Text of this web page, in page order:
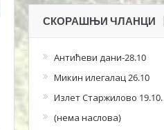
СКОРАШЊИ ЧЛАНЦИ
Антићеви дани-28.10
Микин илегалац 26.10
Излет Старжилово 19.10.
(нема наслова)